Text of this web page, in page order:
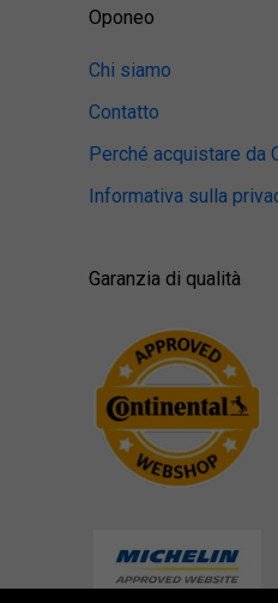
Oponeo
Chi siamo
Contatto
Perché acquistare da
Informativa sulla
Garanzia di qualità